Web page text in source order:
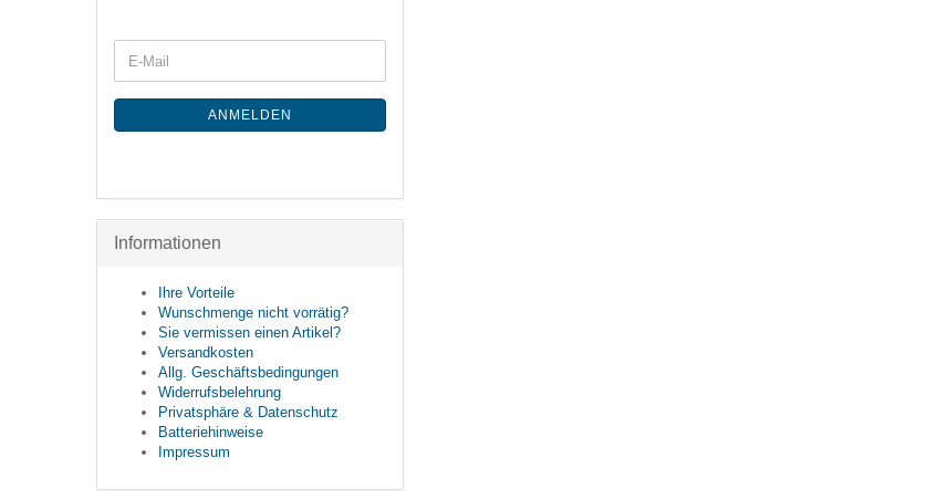
ANMELDEN
Informationen
Ihre Vorteile
Wunschmenge nicht vorrätig?
Sie vermissen einen Artikel?
Versandkosten
Allg. Geschäftsbedingungen
Widerrufsbelehrung
Privatsphäre & Datenschutz
Batteriehinweise
Impressum